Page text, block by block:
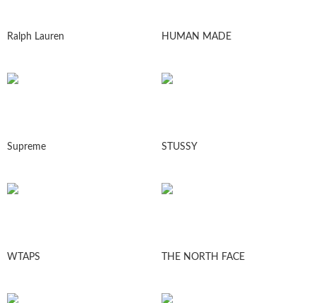
Ralph Lauren HUMAN MADE
Supreme STUSSY
WTAPS THE NORTH FACE